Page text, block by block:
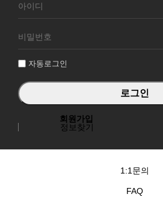
원
그
자동로그인
회원가입
정보찾기
1:1문의
FAQ